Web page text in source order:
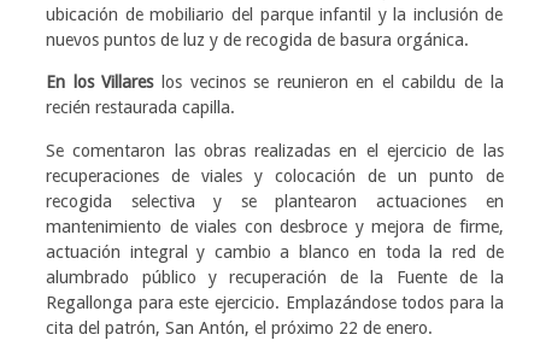
ubicación de mobiliario del parque infantil y la inclusión de
nuevos puntos de luz y de recogida de basura orgánica.
En los Villareslos vecinos se reunieron en el cabildu de la
recién restaurada capilla.
Se comentaron las obras realizadas en el ejercicio de las
recuperaciones de viales y colocación de un punto de
recogida selectiva y se plantearon actuaciones en
mantenimiento de viales con desbroce y mejora de firme,
actuación integral y cambio a blanco en toda la red de
alumbrado público y recuperación de la Fuente de la
Regallonga para este ejercicio. Emplazándose todos para la
cita del patrón, San Antón, el próximo 22 de enero.